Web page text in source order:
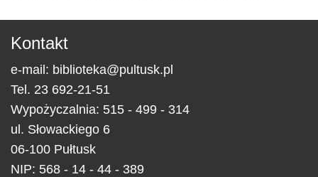
Kontakt
e-mail: biblioteka@pultusk.pl
Tel. 23 692-21-51
Wypożyczalnia: 515 - 499 - 314
ul. Słowackiego 6
06-100 Pułtusk
NIP: 568 - 14 - 44 - 389